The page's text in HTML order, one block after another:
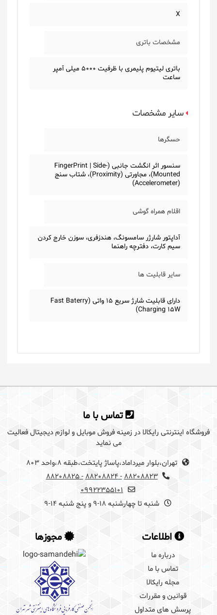
X
مشخصات باتری
باتری لیتیوم پلیمری با ظرفیت 5000 میلی آمپر
ساعت
سایر مشخصات
حسگرها
سنسور اثر انگشت جانبی (FingerPrint | Side-
Mounted)، مجاورتی (Proximity)، شتاب سنج
(Accelerometer)
اقلام همراه گوشی
آداپتور شارژر سامسونگ، هندزفری، سوزن خارج کردن
سیم کارت، دفترچه راهنما
سایر قابلیت ها
دارای قابلیت شارژ سریع 15 واتی (Fast Baterry
Charging 15W)
تماس با ما
فروشگاه اینترنتی رایکالا در زمینه فروش موبایل و لوازم دیجیتال فعالیت
می نماید
تهران،بلوار میرداماد،پاساژ پایتخت،طبقه 8،واحد 803
88208823
- 88208824
- 88208825
09922355101
شنبه تا چهارشنبه 18-9 و پنج شنبه 14-9
اطلاعات
درباره ما
تماس با ما
مجله رایکالا
قوانین و مقررات
پرسش های متداول
مجوزها